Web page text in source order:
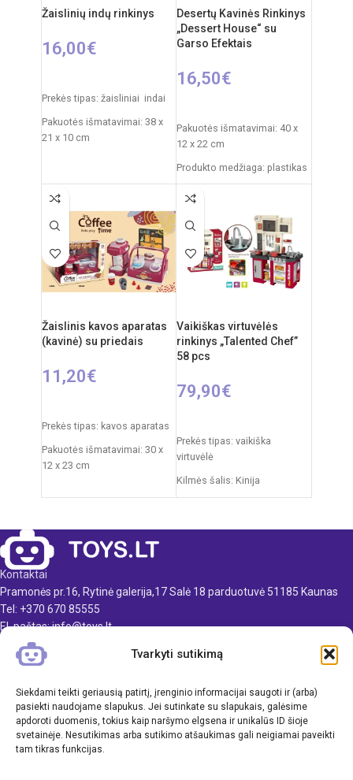
Tvarkyti sutikimą
Siekdami teikti geriausią patirtį, įrenginio informacijai saugoti ir (arba)
pasiekti naudojame slapukus. Jei sutinkate su slapukais, galėsime
apdoroti duomenis, tokius kaip naršymo elgsena ir unikalūs ID šioje
svetainėje. Nesutikimas arba sutikimo atšaukimas gali neigiamai paveikti
tam tikras funkcijas.
Elementai: 3 x AA
Žaislinių indų rinkinys
16,00€
Prekės tipas: žaisliniai indai
Pakuotės išmatavimai: 38 x
21 x 10 cm
Produkto medžiaga: plastikas
Rekomenduojamas amžius:
nuo 3 metų
Desertų Kavinės Rinkinys
„Dessert House“ su
Garso Efektais
16,50€
Pakuotės išmatavimai: 40 x
12 x 22 cm
Produkto medžiaga: plastikas
nuo 3 metų
Elementai: 2 x AA
Žaislinis kavos aparatas
(kavinė) su priedais
11,20€
Prekės tipas: kavos aparatas
Pakuotės išmatavimai: 30 x
12 x 23 cm
Vaikiškas virtuvėlės
rinkinys „Talented Chef”
58 pcs
79,90€
Prekės tipas: vaikiška
virtuvėlė
Kilmės šalis: Kinija
(nepridedamos)
Kontaktai
Pramonės pr.16, Rytinė galerija,17 Salė 18 parduotuvė 51185 Kaunas
Tel: +370 670 85555
El. paštas: info@toys.lt
TOYS.LT
KLIENTAMS
INFORMACIJA